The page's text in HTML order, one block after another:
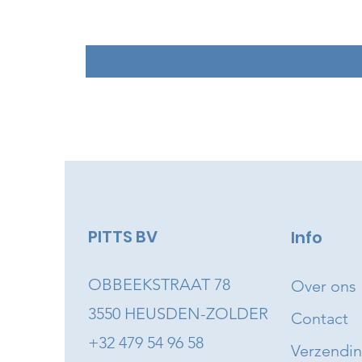
PITTS BV
OBBEEKSTRAAT 78
3550 HEUSDEN-ZOLDER
+32 479 54 96 58
Info
Over ons
Contact